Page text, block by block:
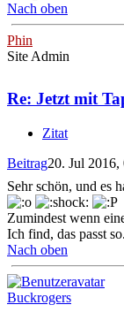
Nach oben
Phin
Site Admin
Re: Jetzt mit
Zitat
Beitrag20. Jul 2016,
Sehr schön, und es
Zumindest wenn
Ich find, das passt so.
Nach oben
Buckrogers